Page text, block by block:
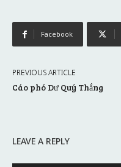
Facebook
PREVIOUS ARTICLE
Cáo phó Dư Quý Thắng
LEAVE A REPLY